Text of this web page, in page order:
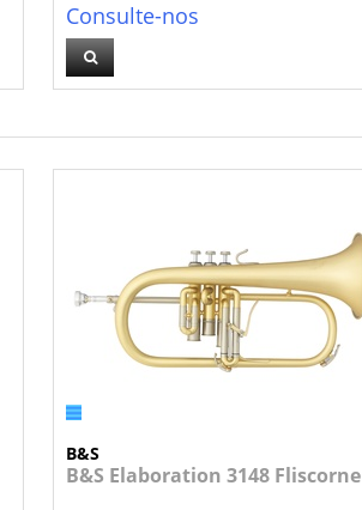
Consulte-nos
B&S
B&S Elaboration 3148 Fliscorne